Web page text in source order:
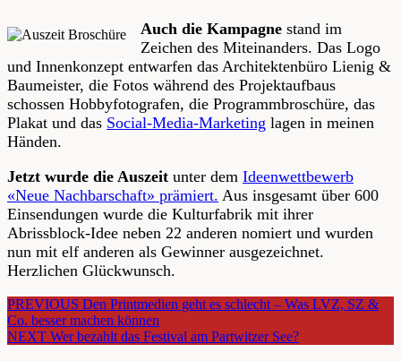
Auch die Kampagne stand im
Zeichen des Miteinanders. Das Logo
und Innenkonzept entwarfen das Architektenbüro Lienig &
Baumeister, die Fotos während des Projektaufbaus
schossen Hobbyfotografen, die Programmbroschüre, das
Plakat und das Social-Media-Marketing lagen in meinen
Händen.
Jetzt wurde die Auszeit unter dem Ideenwettbewerb
«Neue Nachbarschaft» prämiert. Aus insgesamt über 600
Einsendungen wurde die Kulturfabrik mit ihrer
Abrissblock-Idee neben 22 anderen nomiert und wurden
nun mit elf anderen als Gewinner ausgezeichnet.
Herzlichen Glückwunsch.
PREVIOUS POST
Den Printmedien geht es schlecht – Was LVZ, SZ &
Co. besser machen können
NEXT POST
Wer bezahlt das Festival am Partwitzer See?